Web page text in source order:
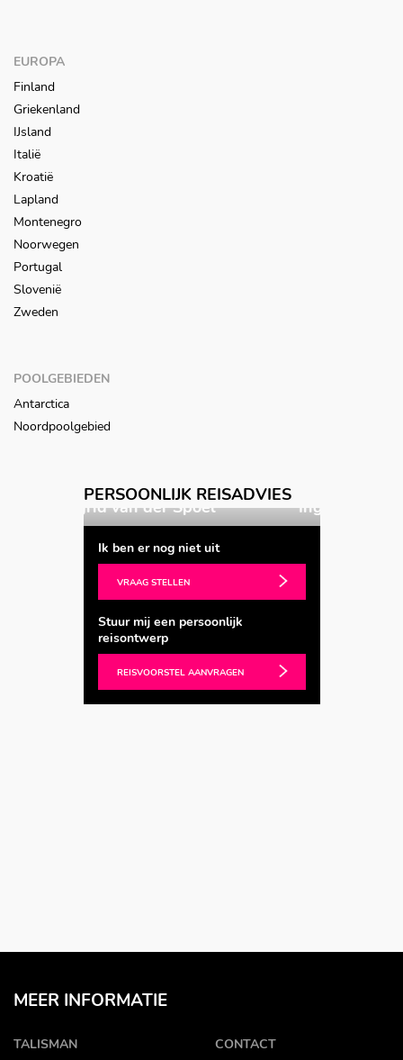
EUROPA
Finland
Griekenland
IJsland
Italië
Kroatië
Lapland
Montenegro
Noorwegen
Portugal
Slovenië
Zweden
POOLGEBIEDEN
Antarctica
Noordpoolgebied
PERSOONLIJK REISADVIES
Ingrid van der Spoel
Ik ben er nog niet uit
VRAAG STELLEN
Stuur mij een persoonlijk
reisontwerp
REISVOORSTEL AANVRAGEN
MEER INFORMATIE
TALISMAN
CONTACT